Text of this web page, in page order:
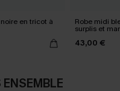
en tricot à Robe midi
surplis et
43,00 €